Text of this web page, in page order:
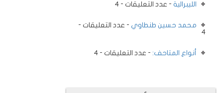
الليبرالية - عدد التعليقات - 4
محمد حسين طنطاوي - عدد التعليقات -
4
أنواع المتاحف: - عدد التعليقات - 4